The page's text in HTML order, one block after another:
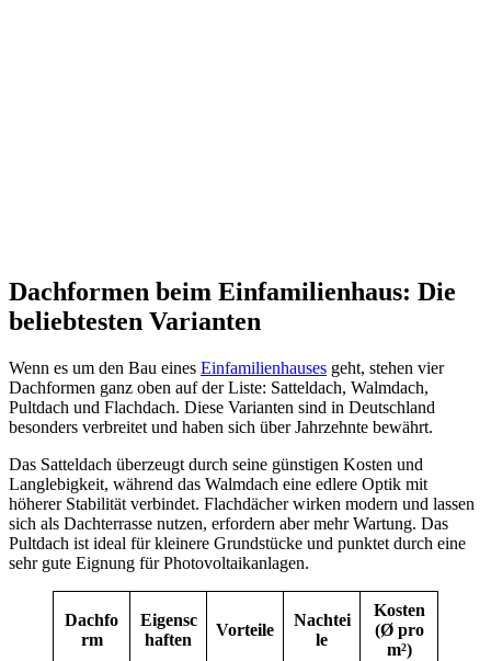
Dachformen beim Einfamilienhaus: Die
beliebtesten Varianten
Wenn es um den Bau eines Einfamilienhauses geht, stehen vier
Dachformen ganz oben auf der Liste: Satteldach, Walmdach,
Pultdach und Flachdach. Diese Varianten sind in Deutschland
besonders verbreitet und haben sich über Jahrzehnte bewährt.
Das Satteldach überzeugt durch seine günstigen Kosten und
Langlebigkeit, während das Walmdach eine edlere Optik mit
höherer Stabilität verbindet. Flachdächer wirken modern und lassen
sich als Dachterrasse nutzen, erfordern aber mehr Wartung. Das
Pultdach ist ideal für kleinere Grundstücke und punktet durch eine
sehr gute Eignung für Photovoltaikanlagen.
Dachfo
rm
Eigensc
haften
Vorteile
Nachtei
le
Kosten
(Ø pro
m²)